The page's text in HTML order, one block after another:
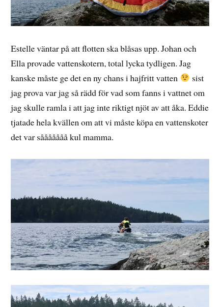
Estelle väntar på att flotten ska blåsas upp. Johan och
Ella provade vattenskotern, total lycka tydligen. Jag
kanske måste ge det en ny chans i hajfritt vatten
sist
jag prova var jag så rädd för vad som fanns i vattnet om
jag skulle ramla i att jag inte riktigt njöt av att åka. Eddie
tjatade hela kvällen om att vi måste köpa en vattenskoter
det var sååååååå kul mamma.